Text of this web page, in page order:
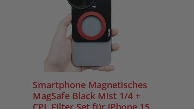
Smartphone Magnetisches
MagSafe Black Mist 1/4 +